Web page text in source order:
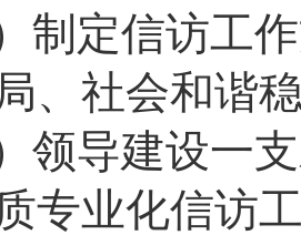
制定信访工
、社会和谐
领导建设一
专业化信访